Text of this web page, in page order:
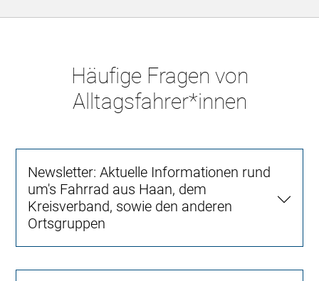
Häufige Fragen von
Alltagsfahrer*innen
Newsletter: Aktuelle Informationen rund
um's Fahrrad aus Haan, dem
Kreisverband, sowie den anderen
Ortsgruppen